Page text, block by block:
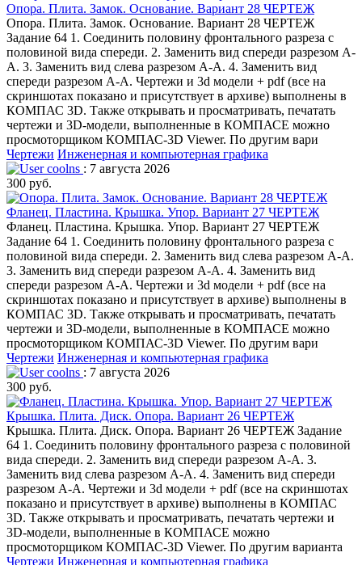
Опора. Плита. Замок. Основание. Вариант 28 ЧЕРТЕЖ
Опора. Плита. Замок. Основание. Вариант 28 ЧЕРТЕЖ
Задание 64 1. Соединить половину фронтального разреза с
половиной вида спереди. 2. Заменить вид спереди разрезом А-
А. 3. Заменить вид слева разрезом А-А. 4. Заменить вид
спереди разрезом А-А. Чертежи и 3d модели + pdf (все на
скриншотах показано и присутствует в архиве) выполнены в
КОМПАС 3D. Также открывать и просматривать, печатать
чертежи и 3D-модели, выполненные в КОМПАСЕ можно
просмоторщиком КОМПАС-3D Viewer. По другим вари
Чертежи Инженерная и компьютерная графика
coolns : 7 августа 2026
300 руб.
Фланец. Пластина. Крышка. Упор. Вариант 27 ЧЕРТЕЖ
Фланец. Пластина. Крышка. Упор. Вариант 27 ЧЕРТЕЖ
Задание 64 1. Соединить половину фронтального разреза с
половиной вида спереди. 2. Заменить вид слева разрезом А-А.
3. Заменить вид спереди разрезом А-А. 4. Заменить вид
спереди разрезом А-А. Чертежи и 3d модели + pdf (все на
скриншотах показано и присутствует в архиве) выполнены в
КОМПАС 3D. Также открывать и просматривать, печатать
чертежи и 3D-модели, выполненные в КОМПАСЕ можно
просмоторщиком КОМПАС-3D Viewer. По другим вари
Чертежи Инженерная и компьютерная графика
coolns : 7 августа 2026
300 руб.
Крышка. Плита. Диск. Опора. Вариант 26 ЧЕРТЕЖ
Крышка. Плита. Диск. Опора. Вариант 26 ЧЕРТЕЖ Задание
64 1. Соединить половину фронтального разреза с половиной
вида спереди. 2. Заменить вид спереди разрезом А-А. 3.
Заменить вид слева разрезом А-А. 4. Заменить вид спереди
разрезом А-А. Чертежи и 3d модели + pdf (все на скриншотах
показано и присутствует в архиве) выполнены в КОМПАС
3D. Также открывать и просматривать, печатать чертежи и
3D-модели, выполненные в КОМПАСЕ можно
просмоторщиком КОМПАС-3D Viewer. По другим варианта
Чертежи Инженерная и компьютерная графика